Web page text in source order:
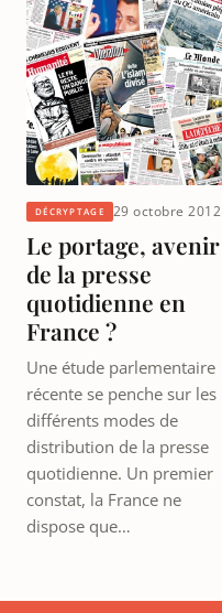
DÉCRYPTAGE 29 octobre 2012
Le portage, avenir
de la presse
quotidienne en
France ?
Une étude parlementaire
récente se penche sur les
différents modes de
distribution de la presse
quotidienne. Un premier
constat, la France ne
dispose que…